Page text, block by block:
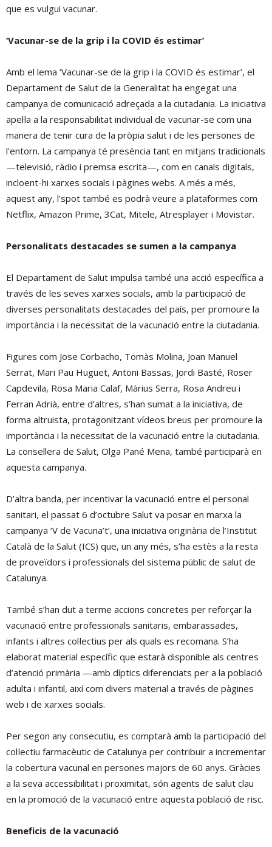
que es vulgui vacunar.
‘Vacunar-se de la grip i la COVID és estimar’
Amb el lema ‘Vacunar-se de la grip i la COVID és estimar’, el
Departament de Salut de la Generalitat ha engegat una
campanya de comunicació adreçada a la ciutadania. La iniciativa
apel·la a la responsabilitat individual de vacunar-se com una
manera de tenir cura de la pròpia salut i de les persones de
l’entorn. La campanya té presència tant en mitjans tradicionals
—televisió, ràdio i premsa escrita—, com en canals digitals,
incloent-hi xarxes socials i pàgines webs. A més a més,
aquest any, l’spot també es podrà veure a plataformes com
Netflix, Amazon Prime, 3Cat, Mitele, Atresplayer i Movistar.
Personalitats destacades se sumen a la campanya
El Departament de Salut impulsa també una acció específica a
través de les seves xarxes socials, amb la participació de
diverses personalitats destacades del país, per promoure la
importància i la necessitat de la vacunació entre la ciutadania.
Figures com Jose Corbacho, Tomàs Molina, Joan Manuel
Serrat, Mari Pau Huguet, Antoni Bassas, Jordi Basté, Roser
Capdevila, Rosa Maria Calaf, Màrius Serra, Rosa Andreu i
Ferran Adrià, entre d’altres, s’han sumat a la iniciativa, de
forma altruista, protagonitzant vídeos breus per promoure la
importància i la necessitat de la vacunació entre la ciutadania.
La consellera de Salut, Olga Pané Mena, també participarà en
aquesta campanya.
D’altra banda, per incentivar la vacunació entre el personal
sanitari, el passat 6 d’octubre Salut va posar en marxa la
campanya ‘V de Vacuna’t’, una iniciativa originària de l’Institut
Català de la Salut (ICS) que, un any més, s’ha estès a la resta
de proveïdors i professionals del sistema públic de salut de
Catalunya.
També s’han dut a terme accions concretes per reforçar la
vacunació entre professionals sanitaris, embarassades,
infants i altres col·lectius per als quals es recomana. S’ha
elaborat material específic que estarà disponible als centres
d’atenció primària —amb díptics diferenciats per a la població
adulta i infantil, així com divers material a través de pàgines
web i de xarxes socials.
Per segon any consecutiu, es comptarà amb la participació del
col·lectiu farmacèutic de Catalunya per contribuir a incrementar
la cobertura vacunal en persones majors de 60 anys. Gràcies
a la seva accessibilitat i proximitat, són agents de salut clau
en la promoció de la vacunació entre aquesta població de risc.
Beneficis de la vacunació